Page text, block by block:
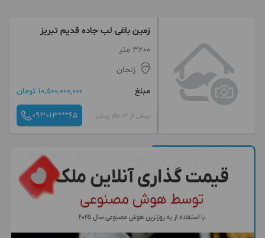
زمین باغی لب جاده قدیم تبریز
3200 متر
زنجان
مبلغ
10,500,000,000 تومان
بیش از 12 ماه پیش 093013***65